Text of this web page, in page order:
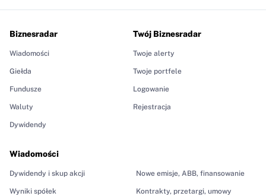
Biznesradar
Wiadomości
Giełda
Fundusze
Waluty
Dywidendy
Wiadomości
Dywidendy i skup akcji
Wyniki spółek
Nowe emisje, ABB, finansowanie
Kontrakty, przetargi, umowy
Twój Biznesradar
Twoje alerty
Twoje portfele
Logowanie
Rejestracja